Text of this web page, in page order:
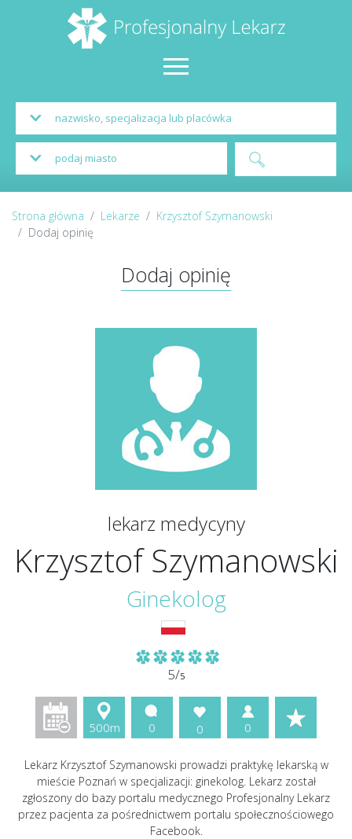
Strona główna Lekarze
Krzysztof Szymanowski
Dodaj opinię
Dodaj opinię
lekarz medycyny
Krzysztof Szymanowski
Ginekolog
5/5
500m 0 0 0
Lekarz Krzysztof Szymanowski prowadzi praktykę lekarską w
mieście Poznań w specjalizacji: ginekolog. Lekarz został
zgłoszony do bazy portalu medycznego Profesjonalny Lekarz
przez pacjenta za pośrednictwem portalu społecznościowego
Facebook.